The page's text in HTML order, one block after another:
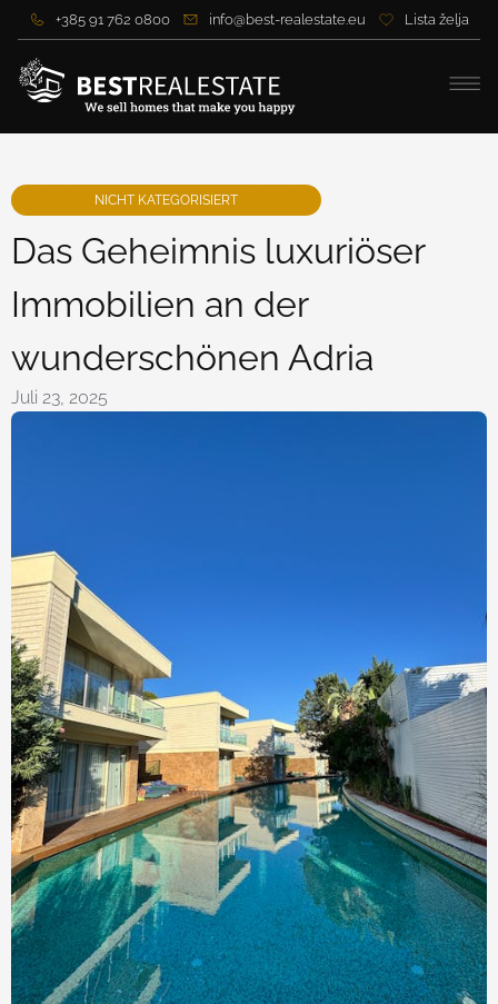
+385 91 762 0800 info@best-realestate.eu Lista želja
NICHT KATEGORISIERT
Das Geheimnis luxuriöser
Immobilien an der
wunderschönen Adria
Juli 23, 2025